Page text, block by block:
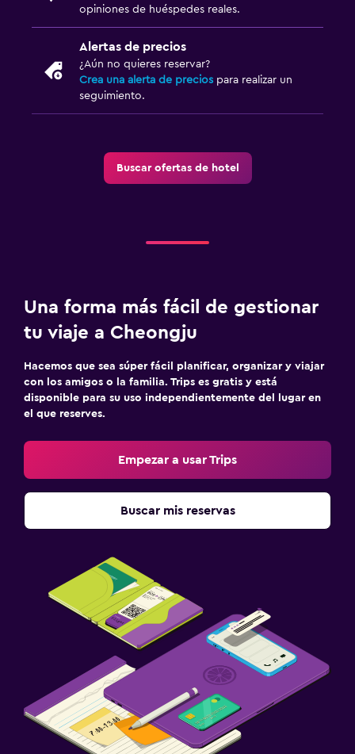
opiniones de huéspedes reales.
Alertas de precios
¿Aún no quieres reservar?
Crea una alerta de precios para realizar un
seguimiento.
Buscar ofertas de hotel
Una forma más fácil de gestionar
tu viaje a Cheongju
Hacemos que sea súper fácil planificar, organizar y viajar
con los amigos o la familia. Trips es gratis y está
disponible para su uso independientemente del lugar en
el que reserves.
Empezar a usar Trips
Buscar mis reservas